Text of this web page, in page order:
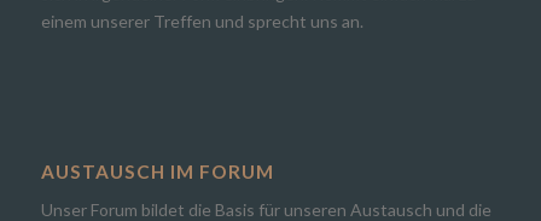
einem unserer Treffen und sprecht uns an.
AUSTAUSCH IM FORUM
Unser Forum bildet die Basis für unseren Austausch und die